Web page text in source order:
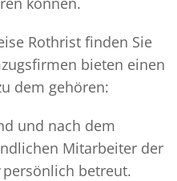
Rothrist finden Sie
bieten einen
dem gehören:
und nach dem
Mitarbeiter der
persönlich betreut.